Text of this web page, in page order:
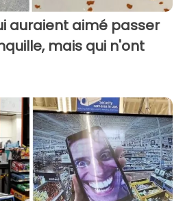
auraient aimé passer
mais qui n'ont